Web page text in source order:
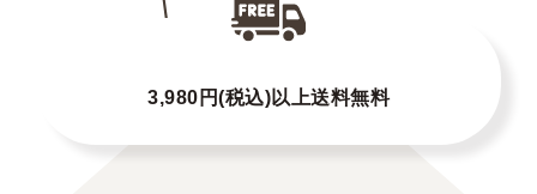
3,980円(税込)以上送料無料